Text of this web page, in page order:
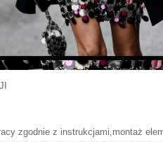
zgodnie z instrukcjami,montaż